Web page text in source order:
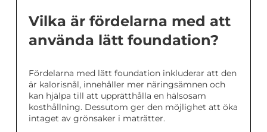
Vilka är fördelarna med att
använda lätt foundation?
Fördelarna med lätt foundation inkluderar att den
är kalorisnål, innehåller mer näringsämnen och
kan hjälpa till att upprätthålla en hälsosam
kosthållning. Dessutom ger den möjlighet att öka
intaget av grönsaker i maträtter.